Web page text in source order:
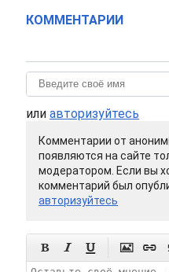
КОММЕНТАРИИ
или авторизуйтесь
Комментарии от
появляются на сайте
модератором. Если вы
комментарий был
авторизуйтесь
    